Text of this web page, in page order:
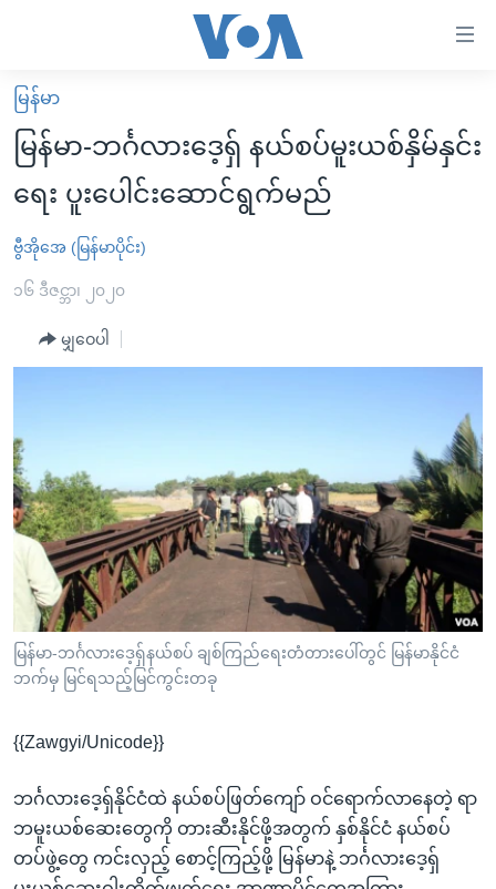
လွယ်ကူ
စေ
Link
များ
ပင်မ
ရန်
ပင်မ
အ
ညွန်း
စာမျက်နှာ
ကျော်
ကြည့်
ရန်
ရန်
သို့
ကျော်
ရန်
မူလစာမျက်နှာ
မြန်မာ
ကမ္ဘာ့သတင်းများ
နိုင်ငံတကာ
အစ္စရေး-ပါလက်စတိုင်း
ဗွီဒီယို
သတင်းလွတ်လပ်ခွင့်
အင်္ဂလိပ်စာလေ့လာမယ်
ရုပ်ရှင်ထဲက အင်္ဂလိပ်စာ
သုတပဒေသာ အင်္ဂလိပ်စာ
တီဗွီ
ရေဒီယိုနှင့်ရုပ်သံ အချက်အလက်များ
ရေဒီယို/တီဗွီအစီအစဉ်
Learning English
ဗွီအိုအေ လူမှုကွန်ယက်များ
မြန်မာ
မြန်မာ-ဘင်္ဂလားဒေ့ရှ် နယ်စပ်မူးယစ်နှိမ်နှင်း
ရေး ပူးပေါင်းဆောင်ရွက်မည်
ဗွီအိုအေ (မြန်မာပိုင်း)
၁၆ ဒီဇင္ဘာ၊ ၂၀၂၀
မျှဝေပါ
မြန်မာ-ဘင်္ဂလားဒေ့ရှ်နယ်စပ် ချစ်ကြည်ရေးတံတားပေါ်တွင် မြန်မာနိုင်ငံ
ဘက်မှ မြင်ရသည့်မြင်ကွင်းတခု
{{Zawgyi/Unicode}}
ဘင်္ဂလားဒေ့ရှ်နိုင်ငံထဲ နယ်စပ်ဖြတ်ကျော် ဝင်ရောက်လာနေတဲ့ ရာ
ဘမူးယစ်ဆေးတွေကို တားဆီးနိုင်ဖို့အတွက် နှစ်နိုင်ငံ နယ်စပ်
တပ်ဖွဲ့တွေ ကင်းလှည့် စောင့်ကြည့်ဖို့ မြန်မာနဲ့ ဘင်္ဂလားဒေ့ရှ်